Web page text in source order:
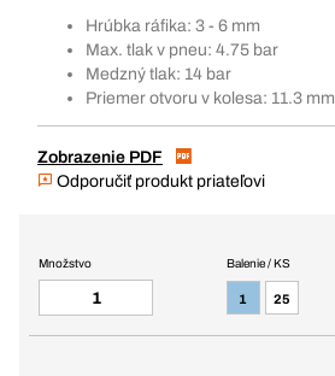
Hrúbka ráfika: 3 - 6 mm
Max. tlak v pneu: 4.75 bar
Medzný tlak: 14 bar
Priemer otvoru v kolesa: 11.3 mm
Zobrazenie PDF
Odporučiť produkt priateľovi
Balenie / KS
1 25
Množstvo